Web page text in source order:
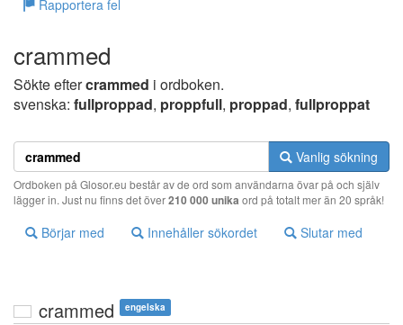
Rapportera fel
crammed
Sökte eftercrammed i ordboken.
svenska: fullproppad, proppfull, proppad, fullproppat
Vanlig sökning
Ordboken på Glosor.eu består av de ord som användarna övar på och själv
lägger in. Just nu finns det över210 000 unika ord på totalt mer än 20 språk!
Börjar med Innehåller sökordet Slutar med
crammed engelska